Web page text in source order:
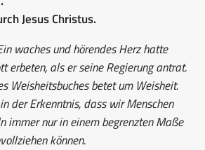
Jesus Christus.
waches und hörendes Herz hatte
erbeten, als er seine Regierung antrat.
Weisheitsbuches betet um Weisheit.
der Erkenntnis, dass wir Menschen
immer nur in einem begrenzten Maße
können.